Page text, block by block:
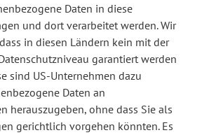
Daten in diese
und dort verarbeitet werden. Wir
in diesen Ländern kein mit der
garantiert werden
sind US-Unternehmen dazu
Daten an
herauszugeben, ohne dass Sie als
gerichtlich vorgehen könnten. Es